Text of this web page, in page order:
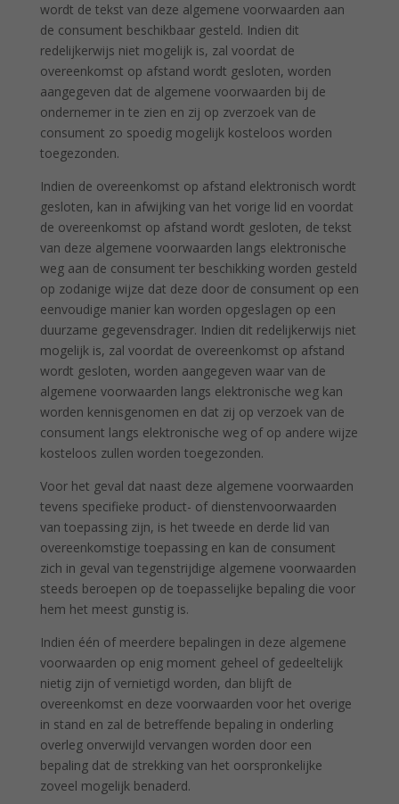
wordt de tekst van deze algemene voorwaarden aan
de consument beschikbaar gesteld. Indien dit
redelijkerwijs niet mogelijk is, zal voordat de
overeenkomst op afstand wordt gesloten, worden
aangegeven dat de algemene voorwaarden bij de
ondernemer in te zien en zij op zverzoek van de
consument zo spoedig mogelijk kosteloos worden
toegezonden.
Indien de overeenkomst op afstand elektronisch wordt
gesloten, kan in afwijking van het vorige lid en voordat
de overeenkomst op afstand wordt gesloten, de tekst
van deze algemene voorwaarden langs elektronische
weg aan de consument ter beschikking worden gesteld
op zodanige wijze dat deze door de consument op een
eenvoudige manier kan worden opgeslagen op een
duurzame gegevensdrager. Indien dit redelijkerwijs niet
mogelijk is, zal voordat de overeenkomst op afstand
wordt gesloten, worden aangegeven waar van de
algemene voorwaarden langs elektronische weg kan
worden kennisgenomen en dat zij op verzoek van de
consument langs elektronische weg of op andere wijze
kosteloos zullen worden toegezonden.
Voor het geval dat naast deze algemene voorwaarden
tevens specifieke product- of dienstenvoorwaarden
van toepassing zijn, is het tweede en derde lid van
overeenkomstige toepassing en kan de consument
zich in geval van tegenstrijdige algemene voorwaarden
steeds beroepen op de toepasselijke bepaling die voor
hem het meest gunstig is.
Indien één of meerdere bepalingen in deze algemene
voorwaarden op enig moment geheel of gedeeltelijk
nietig zijn of vernietigd worden, dan blijft de
overeenkomst en deze voorwaarden voor het overige
in stand en zal de betreffende bepaling in onderling
overleg onverwijld vervangen worden door een
bepaling dat de strekking van het oorspronkelijke
zoveel mogelijk benaderd.